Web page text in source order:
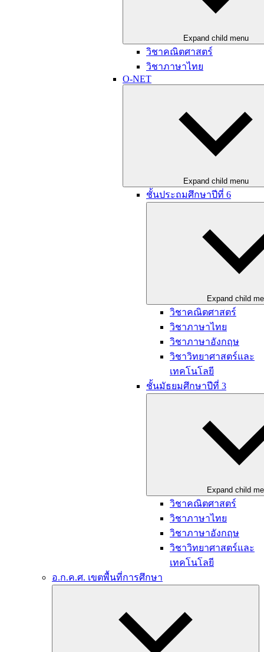
Expand child menu
วิชาคณิตศาสตร์
วิชาภาษาไทย
O-NET
Expand child menu
ชั้นประถมศึกษาปีที่ 6
Expand child
วิชาคณิตศาสตร์
วิชาภาษาไทย
วิชาภาษาอังกฤษ
วิชาวิทยาศาสตร์และ
เทคโนโลยี
ชั้นมัธยมศึกษาปีที่ 3
Expand child
วิชาคณิตศาสตร์
วิชาภาษาไทย
วิชาภาษาอังกฤษ
วิชาวิทยาศาสตร์และ
เทคโนโลยี
อ.ก.ค.ศ. เขตพื้นที่การศึกษา